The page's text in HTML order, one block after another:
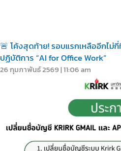
🚨 โค้งสุดท้าย! รอบแรกเหลืออีกไม่
ปฏิบัติการ “AI for Office Work”
26 กุมภาพันธ์ 2569 11:06 am